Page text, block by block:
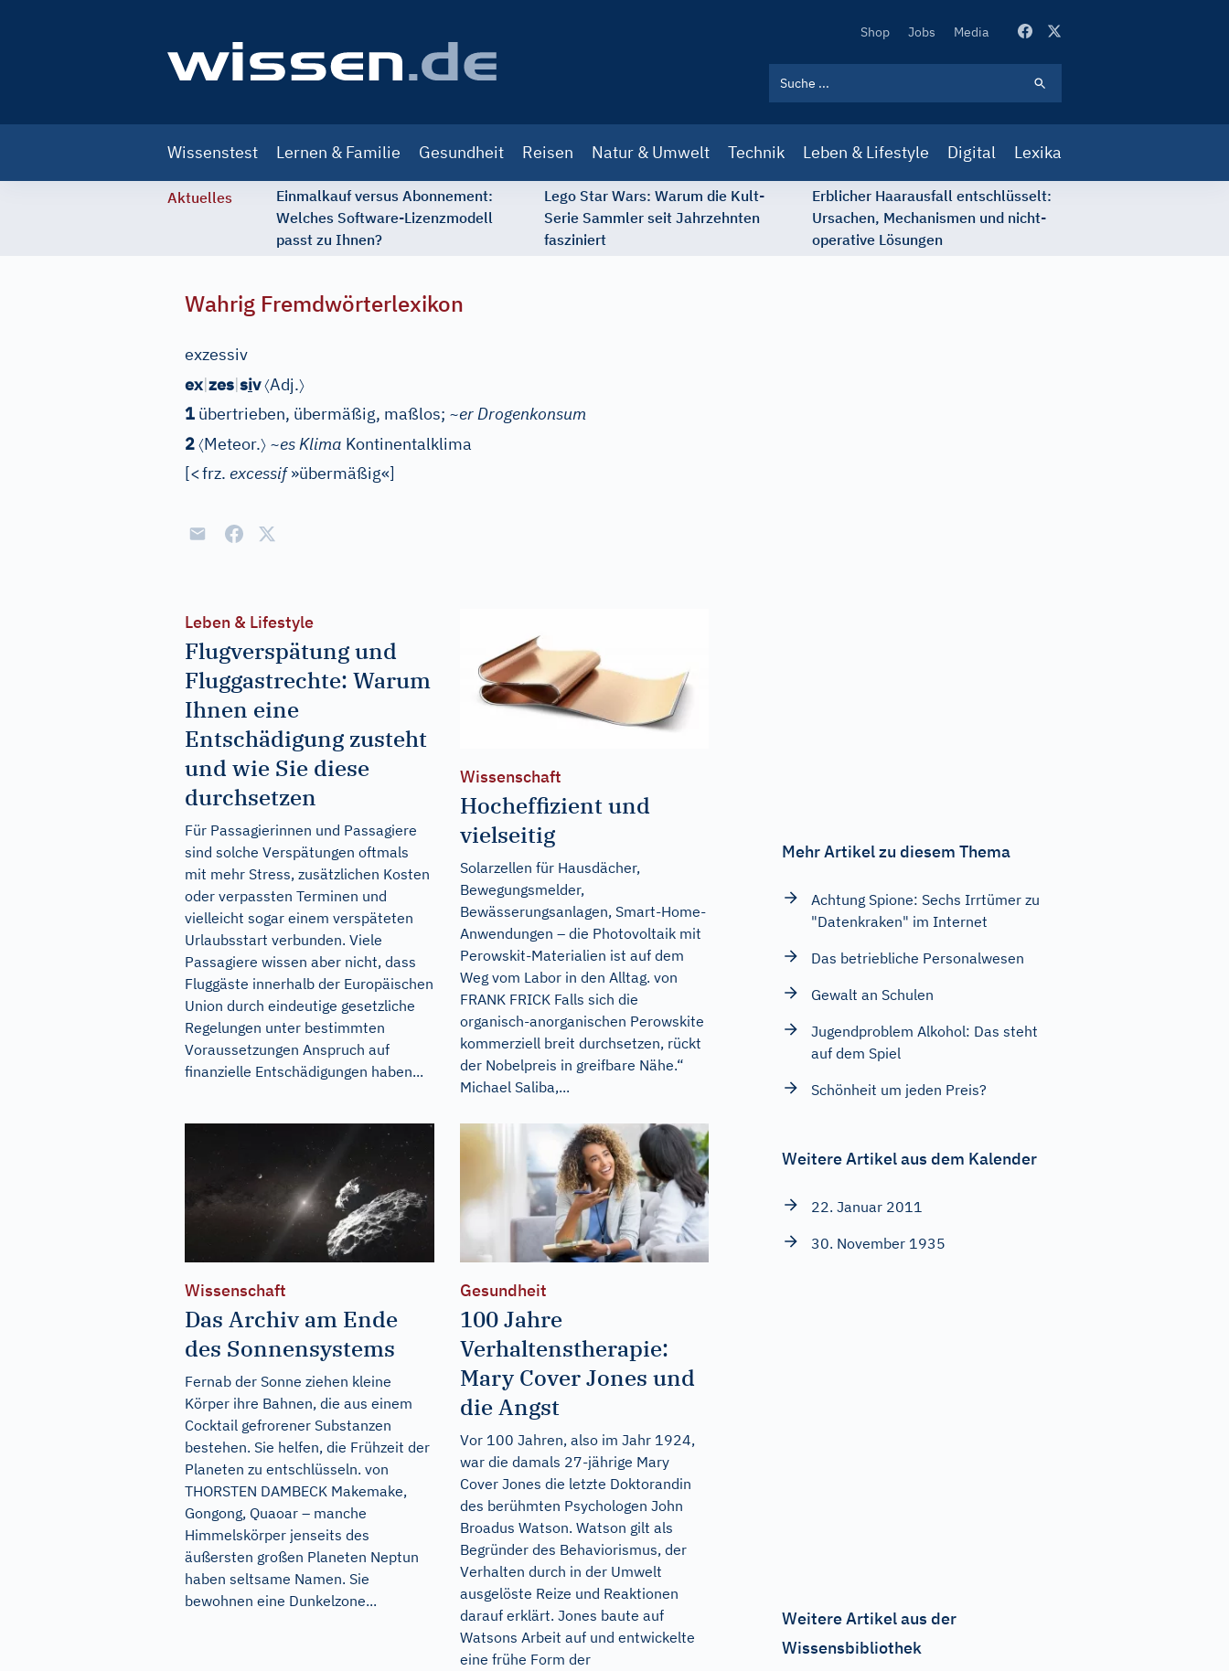
Secondary
Shop Jobs Media
navigation
Wissenstest Lernen & Familie Gesundheit Reisen Natur & Umwelt Technik Leben & Lifestyle Digital Lexika
Aktuelles
Einmalkauf versus Abonnement:
Welches Software-Lizenzmodell
passt zu Ihnen?
Lego Star Wars: Warum die Kult-
Serie Sammler seit Jahrzehnten
fasziniert
Erblicher Haarausfall entschlüsselt:
Ursachen, Mechanismen und nicht-
operative Lösungen
Wahrig Fremdwörterlexikon
exzessiv
ex|zes|siv〈Adj.〉
1 übertrieben, übermäßig, maßlos; ~er Drogenkonsum
2〈Meteor.〉 ~es Klima Kontinentalklima
[<frz. excessif»übermäßig«]
Leben & Lifestyle
Flugverspätung und
Fluggastrechte: Warum
Ihnen eine
Entschädigung zusteht
und wie Sie diese
durchsetzen
Für Passagierinnen und Passagiere
sind solche Verspätungen oftmals
mit mehr Stress, zusätzlichen Kosten
oder verpassten Terminen und
vielleicht sogar einem verspäteten
Urlaubsstart verbunden. Viele
Passagiere wissen aber nicht, dass
Fluggäste innerhalb der Europäischen
Union durch eindeutige gesetzliche
Regelungen unter bestimmten
Voraussetzungen Anspruch auf
finanzielle Entschädigungen haben...
Wissenschaft
Hocheffizient und
vielseitig
Solarzellen für Hausdächer,
Bewegungsmelder,
Bewässerungsanlagen, Smart-Home-
Anwendungen – die Photovoltaik mit
Perowskit-Materialien ist auf dem
Weg vom Labor in den Alltag. von
FRANK FRICK Falls sich die
organisch-anorganischen Perowskite
kommerziell breit durchsetzen, rückt
der Nobelpreis in greifbare Nähe.“
Michael Saliba,...
Wissenschaft
Das Archiv am Ende
des Sonnensystems
Fernab der Sonne ziehen kleine
Körper ihre Bahnen, die aus einem
Cocktail gefrorener Substanzen
bestehen. Sie helfen, die Frühzeit der
Planeten zu entschlüsseln. von
THORSTEN DAMBECK Makemake,
Gongong, Quaoar – manche
Himmelskörper jenseits des
äußersten großen Planeten Neptun
haben seltsame Namen. Sie
bewohnen eine Dunkelzone...
Gesundheit
100 Jahre
Verhaltenstherapie:
Mary Cover Jones und
die Angst
Vor 100 Jahren, also im Jahr 1924,
war die damals 27-jährige Mary
Cover Jones die letzte Doktorandin
des berühmten Psychologen John
Broadus Watson. Watson gilt als
Begründer des Behaviorismus, der
Verhalten durch in der Umwelt
ausgelöste Reize und Reaktionen
darauf erklärt. Jones baute auf
Watsons Arbeit auf und entwickelte
eine frühe Form der
Mehr Artikel zu diesem Thema
Achtung Spione: Sechs Irrtümer zu
"Datenkraken" im Internet
Das betriebliche Personalwesen
Gewalt an Schulen
Jugendproblem Alkohol: Das steht
auf dem Spiel
Schönheit um jeden Preis?
Weitere Artikel aus dem Kalender
22. Januar 2011
30. November 1935
Weitere Artikel aus der
Wissensbibliothek